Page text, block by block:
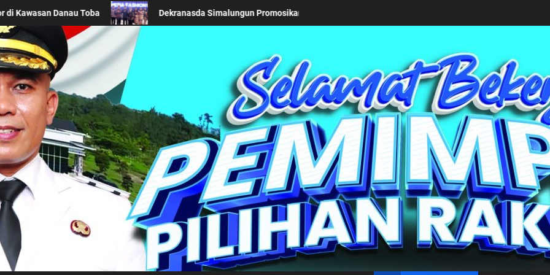
di Acara BTN Indonesia Fashion Week 2026 Keseriusan Pemkab Simalungun bersama Kemendagri Kawal Investasi
Simalungun